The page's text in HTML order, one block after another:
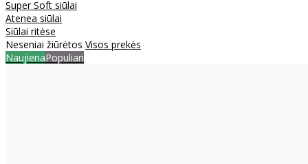
Super Soft siūlai
Atenea siūlai
Siūlai ritėse
Neseniai žiūrėtos Visos prekės
NaujienaPopuliari